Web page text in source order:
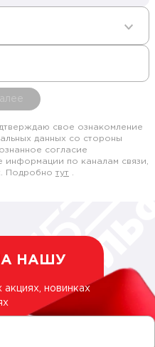
свое ознакомление
данных со стороны
согласие
информации по каналам связи,
Подробно тут
НАШУ
новинках